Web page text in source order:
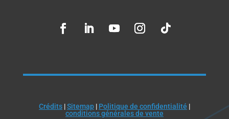
Crédits|Sitemap| Politique de confidentialité |
conditions générales de vente